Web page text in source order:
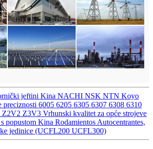
jeftini Kina NACHI NSK NTN Koyo
6005 6205 6305 6307 6308 6310
Z3V3 Vrhunski kvalitet za opće strojeve
popustom Kina Rodamientos Autocentrantes,
jedinice (UCFL200 UCFL300)